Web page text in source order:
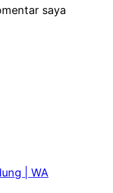
saya
| WA